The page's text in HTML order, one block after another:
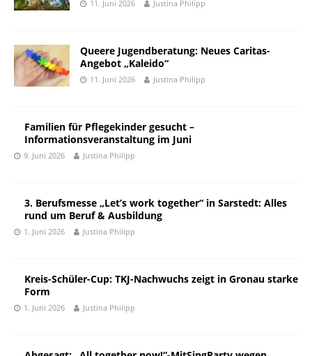
11. Juni 2026 Justina Philipp
Queere Jugendberatung: Neues Caritas-
Angebot „Kaleido“
11. Juni 2026 Justina Philipp
Familien für Pflegekinder gesucht –
Informationsveranstaltung im Juni
9. Juni 2026 Justina Philipp
3. Berufsmesse „Let’s work together“ in Sarstedt: Alles
rund um Beruf & Ausbildung
1. Juni 2026 Justina Philipp
Kreis-Schüler-Cup: TKJ-Nachwuchs zeigt in Gronau starke
Form
1. Juni 2026 Justina Philipp